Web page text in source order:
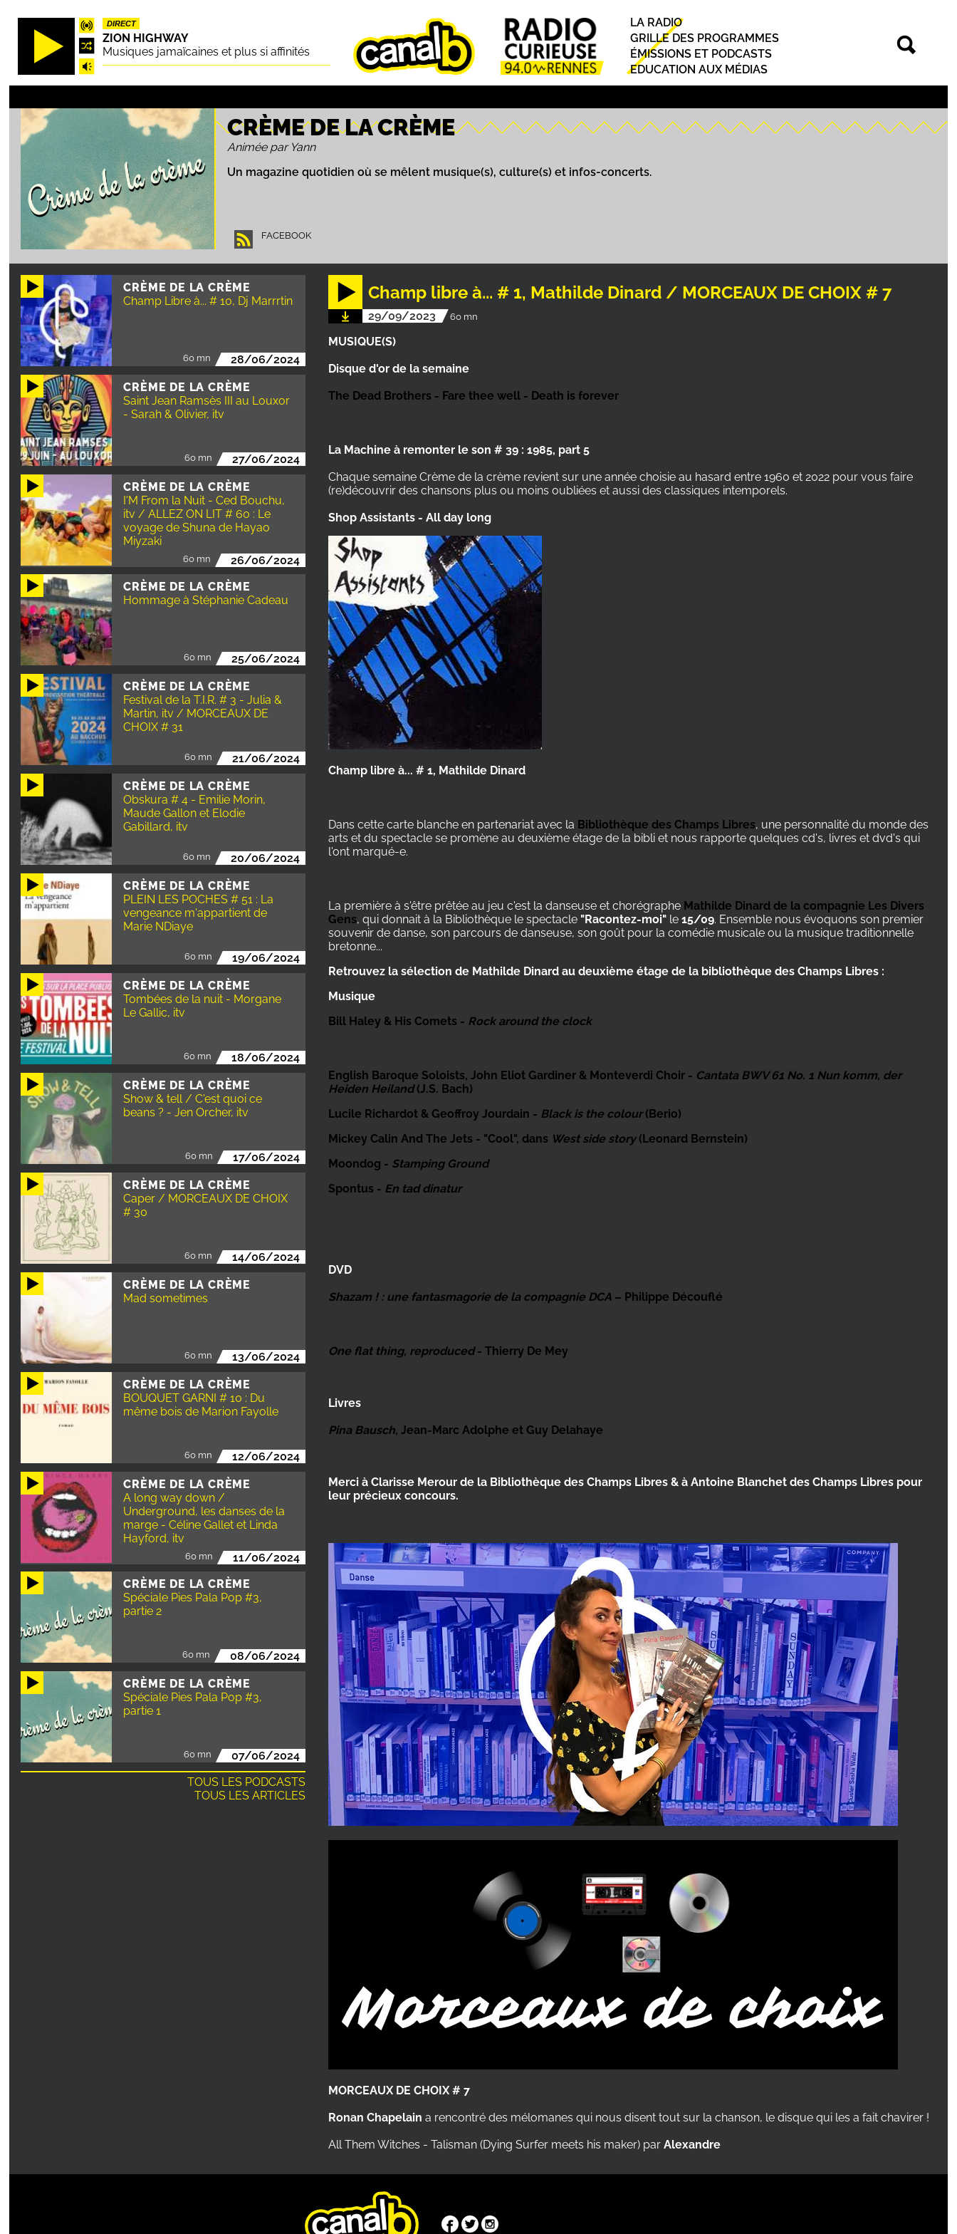
Aller
principal
DIRECT
ZION HIGHWAY
Musiques jamaïcaines et plus si affinités
Principal
LA RADIO
GRILLE DES PROGRAMMES
ÉMISSIONS ET PODCASTS
EDUCATION AUX MÉDIAS
CRÈME DE LA CRÈME
Animée par Yann
Un magazine quotidien où se mêlent musique(s), culture(s) et infos-concerts.
FACEBOOK
CRÈME DE LA CRÈME
Champ Libre à... # 10, Dj Marrrtin
60 mn 28/06/2024
CRÈME DE LA CRÈME
Saint Jean Ramsès III au Louxor
- Sarah & Olivier, itv
60 mn 27/06/2024
CRÈME DE LA CRÈME
I'M From la Nuit - Ced Bouchu,
itv / ALLEZ ON LIT # 60 : Le
voyage de Shuna de Hayao
Miyzaki
60 mn
26/06/2024
CRÈME DE LA CRÈME
Hommage à Stéphanie Cadeau
60 mn 25/06/2024
CRÈME DE LA CRÈME
Festival de la T.I.R. # 3 - Julia &
Martin, itv / MORCEAUX DE
CHOIX # 31
60 mn 21/06/2024
CRÈME DE LA CRÈME
Obskura # 4 - Emilie Morin,
Maude Gallon et Elodie
Gabillard, itv
60 mn 20/06/2024
CRÈME DE LA CRÈME
PLEIN LES POCHES # 51 : La
vengeance m'appartient de
Marie NDiaye
60 mn 19/06/2024
CRÈME DE LA CRÈME
Tombées de la nuit - Morgane
Le Gallic, itv
60 mn 18/06/2024
CRÈME DE LA CRÈME
Show & tell / C'est quoi ce
beans ? - Jen Orcher, itv
60 mn 17/06/2024
CRÈME DE LA CRÈME
Caper / MORCEAUX DE CHOIX
# 30
60 mn 14/06/2024
CRÈME DE LA CRÈME
Mad sometimes
60 mn 13/06/2024
CRÈME DE LA CRÈME
BOUQUET GARNI # 10 : Du
même bois de Marion Fayolle
60 mn 12/06/2024
CRÈME DE LA CRÈME
A long way down /
Underground, les danses de la
marge - Céline Gallet et Linda
Hayford, itv
60 mn
11/06/2024
CRÈME DE LA CRÈME
Spéciale Pies Pala Pop #3,
partie 2
60 mn 08/06/2024
CRÈME DE LA CRÈME
Spéciale Pies Pala Pop #3,
partie 1
60 mn
07/06/2024
TOUS LES PODCASTS
TOUS LES ARTICLES
Champ libre à... # 1, Mathilde Dinard / MORCEAUX DE CHOIX # 7
29/09/2023 60 mn
MUSIQUE(S)
Disque d'or de la semaine
The Dead Brothers - Fare thee well - Death is forever
La Machine à remonter le son # 39 : 1985, part 5
Chaque semaine Crème de la crème revient sur une année choisie au hasard entre 1960 et 2022 pour vous faire
(re)découvrir des chansons plus ou moins oubliées et aussi des classiques intemporels.
Shop Assistants - All day long
Champ libre à... # 1, Mathilde Dinard
Dans cette carte blanche en partenariat avec la Bibliothèque des Champs Libres, une personnalité du monde des
arts et du spectacle se promène au deuxième étage de la bibli et nous rapporte quelques cd's, livres et dvd's qui
l'ont marqué-e.
La première à s'être prêtée au jeu c'est la danseuse et chorégraphe Mathilde Dinard de la compagnie Les Divers
Gens, qui donnait à la Bibliothèque le spectacle "Racontez-moi" le15/09. Ensemble nous évoquons son premier
souvenir de danse, son parcours de danseuse, son goût pour la comédie musicale ou la musique traditionnelle
bretonne...
Retrouvez la sélection de Mathilde Dinard au deuxième étage de la bibliothèque des Champs Libres :
Musique
Bill Haley & His Comets - Rock around the clock
English Baroque Soloists, John Eliot Gardiner & Monteverdi Choir - Cantata BWV 61 No. 1 Nun komm, der
Heiden Heiland(J.S. Bach)
Lucile Richardot & Geoffroy Jourdain - Black is the colour(Berio)
Mickey Calin And The Jets - "Cool", dans West side story(Leonard Bernstein)
Moondog - Stamping Ground
Spontus - En tad dinatur
DVD
Shazam ! : une fantasmagorie de la compagnie DCA – Philippe Découflé
One flat thing, reproduced- Thierry De Mey
Livres
Pina Bausch, Jean-Marc Adolphe et Guy Delahaye
Merci à Clarisse Merour de la Bibliothèque des Champs Libres & à Antoine Blanchet des Champs Libres pour
leur précieux concours.
MORCEAUX DE CHOIX # 7
Ronan Chapelain a rencontré des mélomanes qui nous disent tout sur la chanson, le disque qui les a fait chavirer !
All Them Witches - Talisman (Dying Surfer meets his maker) parAlexandre